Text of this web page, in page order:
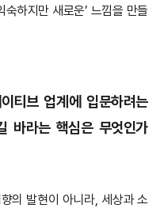
하지만 새로운’ 느낌을 만들
티브 업계에 입문하려는
바라는 핵심은 무엇인가
의 발현이 아니라, 세상과 소